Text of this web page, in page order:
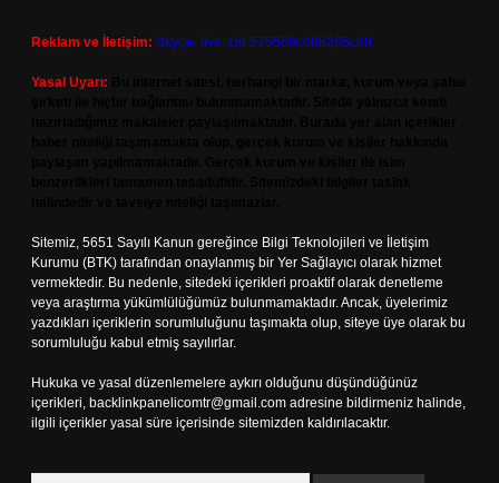
Reklam ve İletişim: Skype: live:.cid.575569c608265c69
Yasal Uyarı:
Sitemiz, 5651 Sayılı Kanun gereğince Bilgi Teknolojileri ve İletişim
Kurumu (BTK) tarafından onaylanmış bir Yer Sağlayıcı olarak hizmet
vermektedir. Bu nedenle, sitedeki içerikleri proaktif olarak denetleme
veya araştırma yükümlülüğümüz bulunmamaktadır. Ancak, üyelerimiz
yazdıkları içeriklerin sorumluluğunu taşımakta olup, siteye üye olarak bu
sorumluluğu kabul etmiş sayılırlar.
Hukuka ve yasal düzenlemelere aykırı olduğunu düşündüğünüz
içerikleri, backlinkpanelicomtr@gmail.com adresine bildirmeniz halinde,
ilgili içerikler yasal süre içerisinde sitemizden kaldırılacaktır.